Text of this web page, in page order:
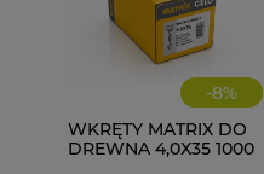
-8%
WKRĘTY MATRIX DO
DREWNA 4,0X35 1000